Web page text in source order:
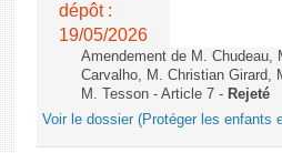
dépôt :
19/05/2026
Amendement de M.
Carvalho, M. Christian Girard,
M. Tesson - Article 7 - Rejeté
Voir le dossier (Protéger les enfants